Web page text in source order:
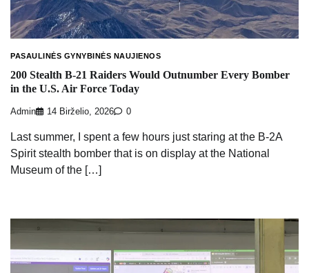
PASAULINĖS GYNYBINĖS NAUJIENOS
200 Stealth B-21 Raiders Would Outnumber Every Bomber
in the U.S. Air Force Today
Admin 14 Birželio, 2026 0
Last summer, I spent a few hours just staring at the B-2A
Spirit stealth bomber that is on display at the National
Museum of the […]